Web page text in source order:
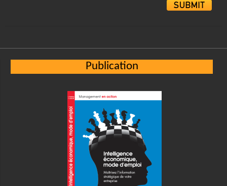
Publication